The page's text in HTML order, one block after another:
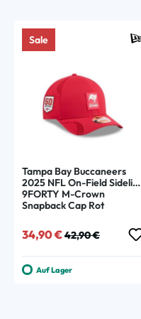
Sale
Tampa Bay Buccaneers
2025 NFL On-Field Sideline
9FORTY M-Crown
Snapback Cap Rot
Verkaufspreis:
34,90 € Regulärer Preis:
42,90 €
Auf Lager